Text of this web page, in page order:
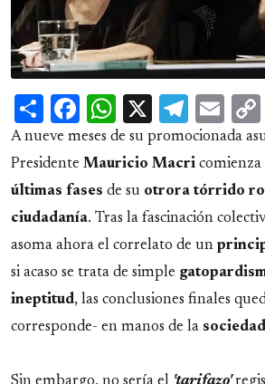
ShareFacebook
WhatsApp
X
A nueve meses de su promocionada
Presidente Mauricio Macri comienza
últimas fases de su otrora tórrido
ciudadanía. Tras la fascinación
asoma ahora el correlato de un
si acaso se trata de simple
ineptitud, las conclusiones finales
corresponde- en manos de la